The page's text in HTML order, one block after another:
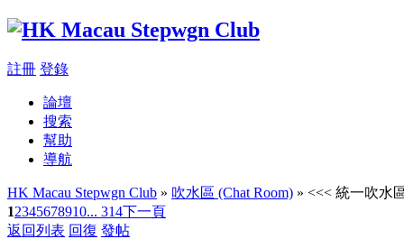
註冊 登錄
論壇
搜索
幫助
導航
HK Macau Stepwgn Club » 吹水區 (Chat Room) » <<< 統一吹水
12345678910... 314下一頁
返回列表 回復 發帖